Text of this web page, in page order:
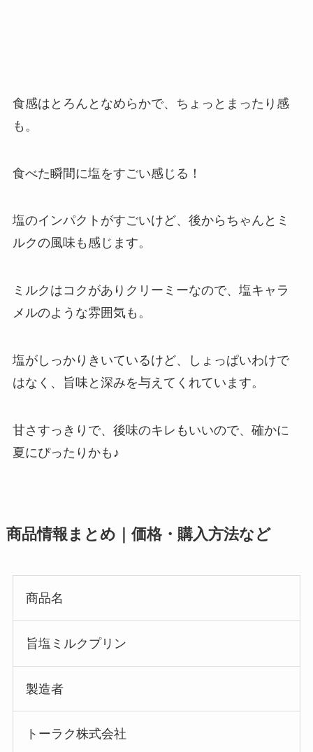
食感はとろんとなめらかで、ちょっとまったり感
も。
食べた瞬間に塩をすごい感じる！
塩のインパクトがすごいけど、後からちゃんとミ
ルクの風味も感じます。
ミルクはコクがありクリーミーなので、塩キャラ
メルのような雰囲気も。
塩がしっかりきいているけど、しょっぱいわけで
はなく、旨味と深みを与えてくれています。
甘さすっきりで、後味のキレもいいので、確かに
夏にぴったりかも♪
商品情報まとめ｜価格・購入方法など
商品名
旨塩ミルクプリン
製造者
トーラク株式会社